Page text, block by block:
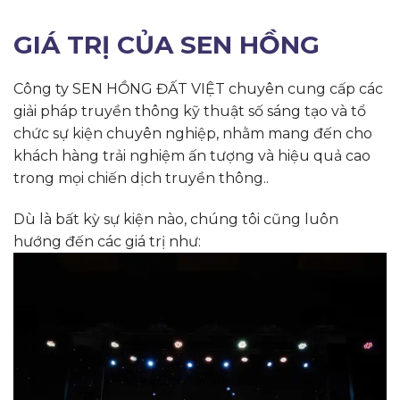
GIÁ TRỊ CỦA SEN HỒNG
Công ty SEN HỒNG ĐẤT VIỆT chuyên cung cấp các
giải pháp truyền thông kỹ thuật số sáng tạo và tổ
chức sự kiện chuyên nghiệp, nhằm mang đến cho
khách hàng trải nghiệm ấn tượng và hiệu quả cao
trong mọi chiến dịch truyền thông..
Dù là bất kỳ sự kiện nào, chúng tôi cũng luôn
hướng đến các giá trị như: